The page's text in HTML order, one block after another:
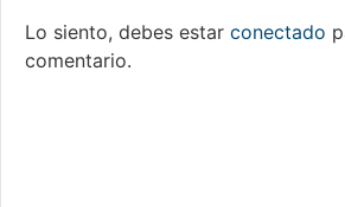
Lo siento, debes estar conectado
comentario.